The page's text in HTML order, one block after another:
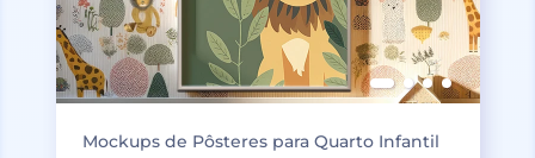
Mockups de Pôsteres para Quarto Infantil